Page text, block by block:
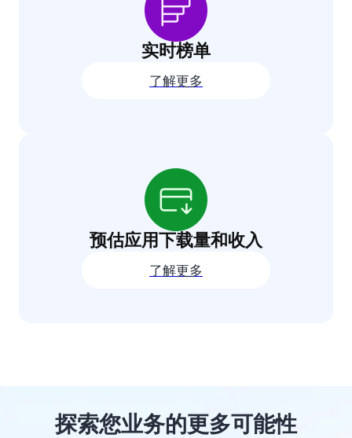
实时榜单
了解更多
预估应用下载量和收入
了解更多
探索您业务的更多可能性